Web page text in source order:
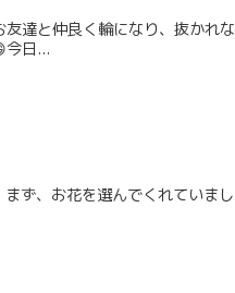
達と仲良く輪になり、抜かれ
今日...
ず、お花を選んでくれていま